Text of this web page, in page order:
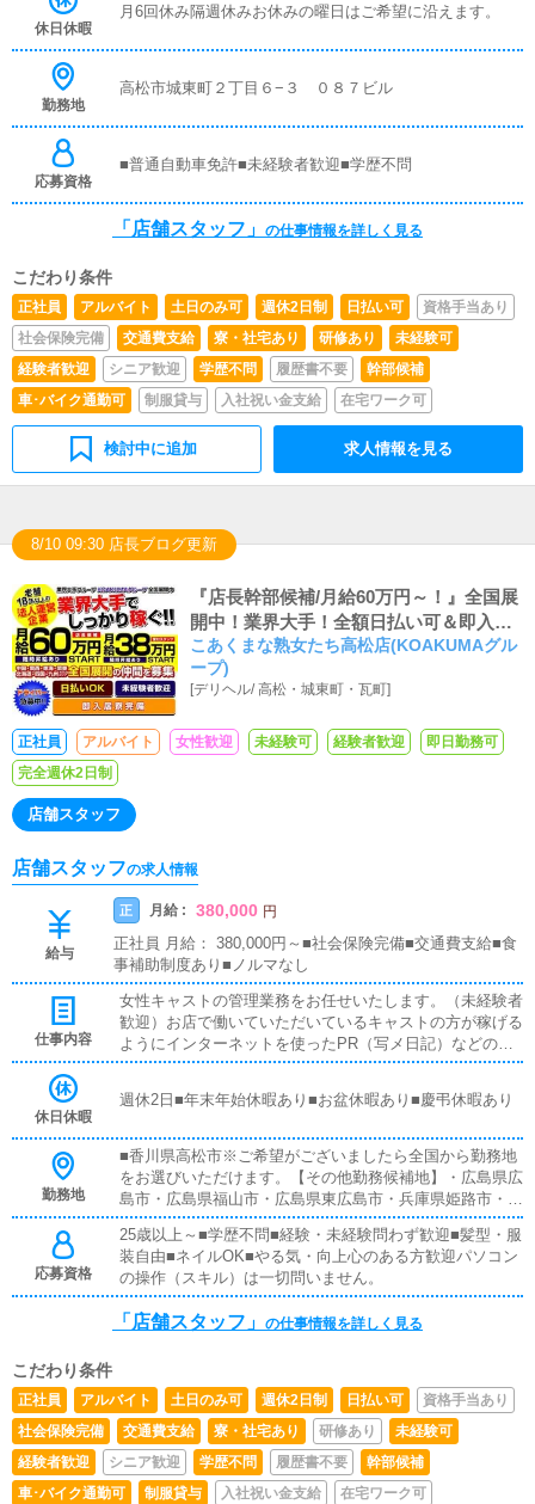
す。■キャスト管理お店で働いていただいているキャスト
す。■PC更新業務ヘブンネットなど、ポータルサイト等の
情報やイベント、求人ブログの作成となります。基本的に
力出来れば問題ありません。PCが苦手な人でも簡単にで
行っていただきます。■企画の立案店舗イベントや店舗運
の入店数の増加】など、売上UPに繋がる施策の提案を行
っていただきます。
休日休暇
月6回休み隔週休みお休みの曜日はご希望に沿えます。
勤務地
高松市城東町２丁目６−３ ０８７ビル
応募資格
■普通自動車免許■未経験者歓迎■学歴不問
「店舗スタッフ」 の仕事情報を詳しく見る
こだわり条件
正社員 アルバイト 土日のみ可 週休2日制 日払い可
資格手当あり
社会保険完備
交通費支給 寮・社宅あり 研修あり
未経験可
経験者歓迎
シニア歓迎 学歴不問 履歴書不要
幹部候補
車･バイク通勤可
制服貸与 入社祝い金支給 在宅ワーク可
検討中に追加 求人情報を見る
8/10 09:30 店長ブログ更新
『店長幹部候補/月給60万円～！』全国展
開中！業界大手！全額日払い可＆即入居
可能な社員寮あり
こあくまな熟女たち高松店(KOAKUMAグル
ープ)
[デリヘル/高松・城東町・瓦町]
正社員 アルバイト 女性歓迎 未経験可 経験者歓迎
即日勤務可
完全週休2日制
店舗スタッフ
店舗スタッフの求人情報
給与
正 月給 : 380,000 円
正社員 月給： 380,000円～■社会保険完備■交通費支給■食
事補助制度あり■ノルマなし
仕事内容
女性キャストの管理業務をお任せいたします。（未経験者
歓迎）お店で働いていただいているキャストの方が稼げる
ようにインターネットを使ったPR（写メ日記）などの使
い方などのアドバイスを行っていただきます同業他店のよ
フは致しません。
休日休暇
週休2日■年末年始休暇あり■お盆休暇あり■慶弔休暇あり
勤務地
■香川県高松市※ご希望がございましたら全国から勤務地
をお選びいただけます。【その他勤務候補地】・広島県広
島市・広島県福山市・広島県東広島市・兵庫県姫路市・兵
庫県明石市・岡山県岡山市・山口県周南市・東京都台東区
鶯谷・神奈川県厚木市本厚木・福岡県福岡市小倉北区・埼
玉県川口市西川口お好きなエリアで勤務可能です。※特に
『どこでも大丈夫』な方は優遇いたします。
応募資格
25歳以上～■学歴不問■経験・未経験問わず歓迎■髪型・服
装自由■ネイルOK■やる気・向上心のある方歓迎パソコン
の操作（スキル）は一切問いません。
「店舗スタッフ」 の仕事情報を詳しく見る
こだわり条件
正社員 アルバイト 土日のみ可 週休2日制 日払い可
資格手当あり
社会保険完備
交通費支給 寮・社宅あり 研修あり
未経験可
経験者歓迎
シニア歓迎 学歴不問 履歴書不要
幹部候補
車･バイク通勤可
制服貸与 入社祝い金支給 在宅ワーク可